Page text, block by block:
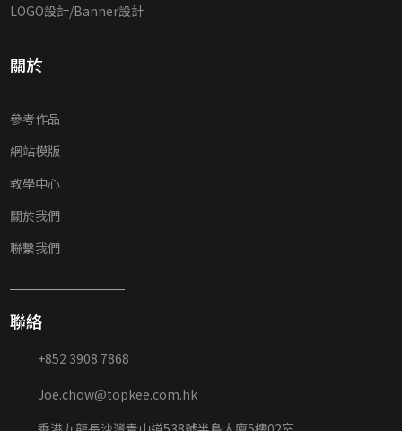
LOGO設計/Banner設計
關於
參考作品
網站模版
教學中心
關於我們
聯繫我們
聯絡
+852 3908 7868
Joe.chow@topkee.com.hk